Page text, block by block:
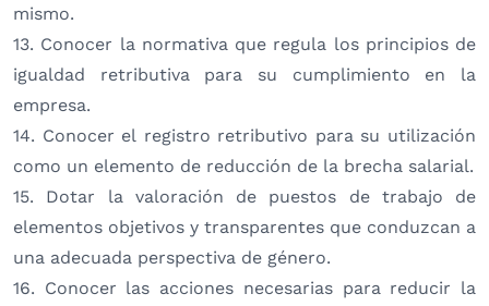
mismo.
13. Conocer la normativa que regula los principios de
igualdad retributiva para su cumplimiento en la
empresa.
14. Conocer el registro retributivo para su utilización
como un elemento de reducción de la brecha salarial.
15. Dotar la valoración de puestos de trabajo de
elementos objetivos y transparentes que conduzcan a
una adecuada perspectiva de género.
16. Conocer las acciones necesarias para reducir la